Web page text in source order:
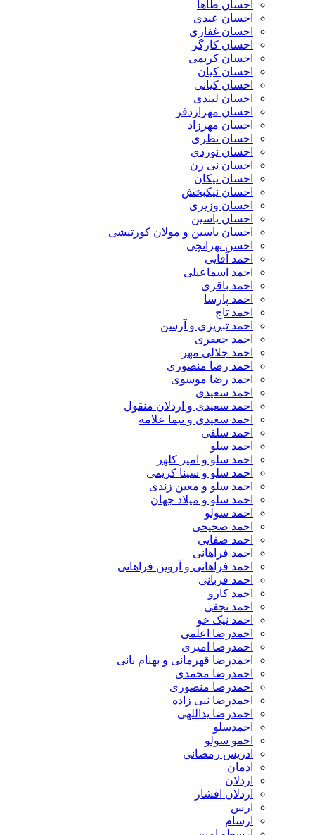
احسان طاها
احسان عبدی
احسان غفاری
احسان کارگر
احسان کریمی
احسان کیان
احسان کیانی
احسان لیندی
احسان مهرازدفر
احسان مهرزاد
احسان نظری
احسان نوردی
احسان نی زن
احسان نیکان
احسان نیکبخش
احسان وزیری
احسان یاسین
احسان یاسین و مولان کورتیشی
احسن تهرانچی
احمد آقایی
احمد اسماعیلی
احمد باقری
احمد پارسا
احمد تاج
احمد تبریزی و آرسن
احمد جعفری
احمد جلالی مهر
احمد رضا منصوری
احمد رضا موسوی
احمد سعیدی
احمد سعیدی و اردلان منقول
احمد سعیدی و نیما علامه
احمد سلفی
احمد سلو
احمد سلو و امیر کلهر
احمد سلو و سینا کریمی
احمد سلو و معین زندی
احمد سلو و میلاد جهان
احمد سولو
احمد صحیحی
احمد صفایی
احمد فراهانی
احمد فراهانی و آروین فراهانی
احمد قربانی
احمد کارو
احمد نجفی
احمد نیک خو
احمدرضا اعلمی
احمدرضا امیری
احمدرضا قهرمانی و بهنام بانی
احمدرضا محمدی
احمدرضا منصوری
احمدرضا نبی زاده
احمدرضا یداللهی
احمدسلو
احمو سولو
ادریس رمضانی
ادمان
اردلان
اردلان افشار
ارس
ارسام